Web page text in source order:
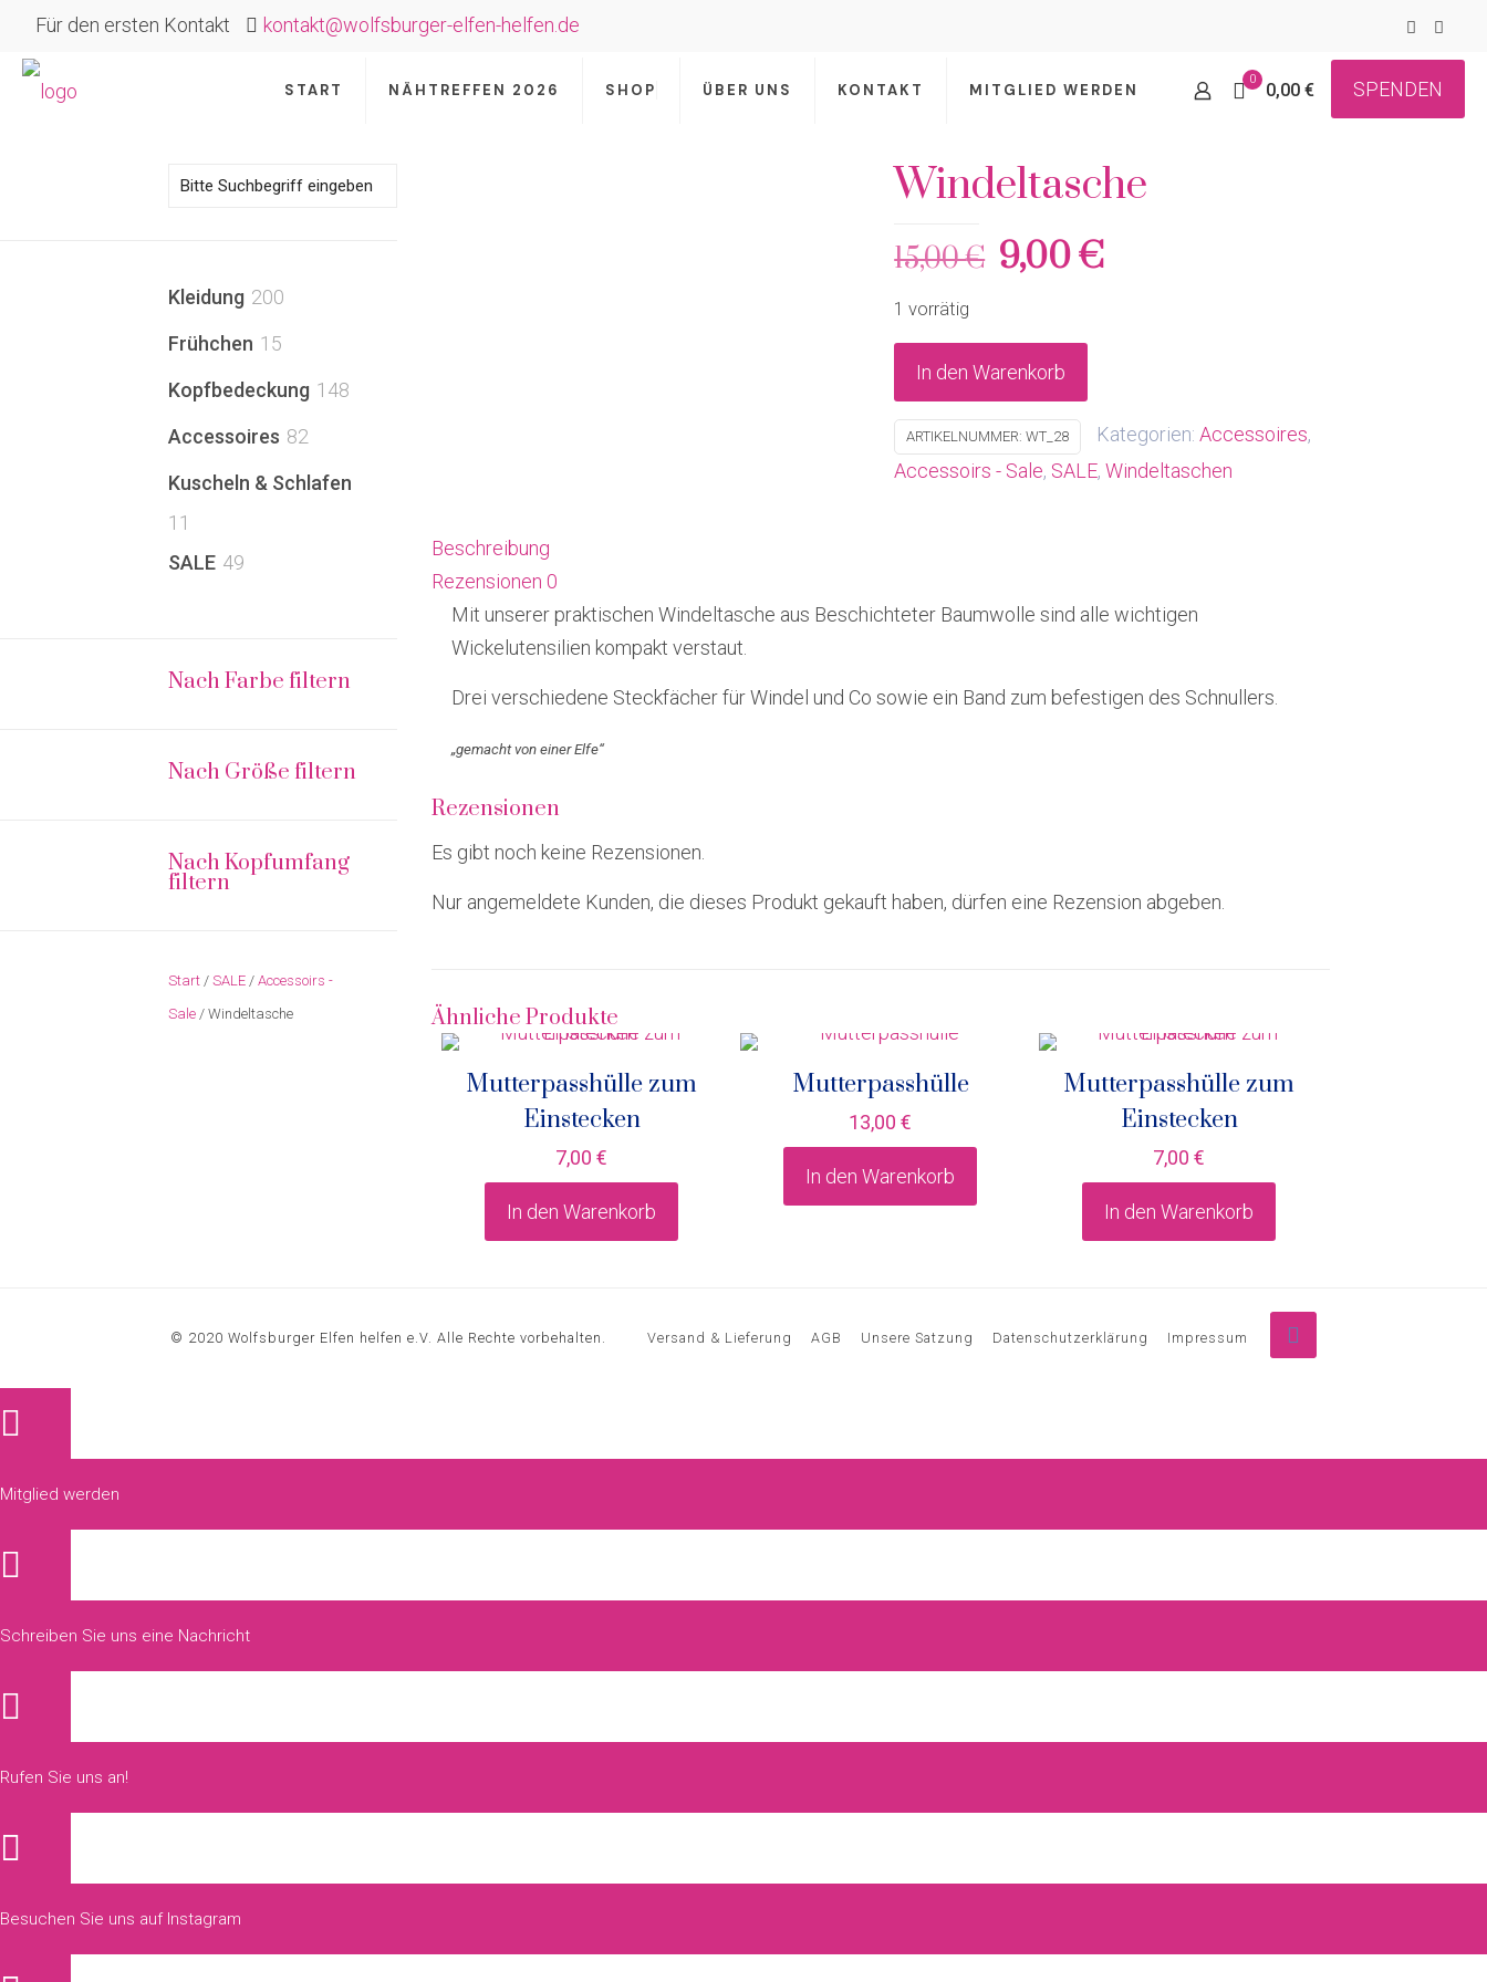
Für den ersten Kontakt kontakt@wolfsburger-elfen-helfen.de
START NÄHTREFFEN 2026 SHOP ÜBER UNS KONTAKT MITGLIED WERDEN
0
0,00 € SPENDEN
Windeltasche
15,00€ Ursprünglicher
15,00 €
9,00€Aktueller
1 vorrätig
In den Warenkorb
ARTIKELNUMMER:WT_28 Kategorien:Accessoires,
Accessoirs - Sale, SALE,Windeltaschen
Beschreibung
Rezensionen 0
Mit unserer praktischen Windeltasche aus Beschichteter Baumwolle sind alle wichtigen
Wickelutensilien kompakt verstaut.
Drei verschiedene Steckfächer für Windel und Co sowie ein Band zum befestigen des Schnullers.
„gemacht von einer Elfe“
Rezensionen
Es gibt noch keine Rezensionen.
Nur angemeldete Kunden, die dieses Produkt gekauft haben, dürfen eine Rezension abgeben.
Ähnliche Produkte
Mutterpasshülle zum
Einstecken
7,00€
In den Warenkorb
Mutterpasshülle
13,00€
In den Warenkorb
Mutterpasshülle zum
Einstecken
7,00€
In den Warenkorb
Kleidung 200
Frühchen 15
Kopfbedeckung 148
Accessoires 82
Kuscheln & Schlafen
11
Produkte
SALE 49
Nach Farbe filtern
Nach Größe filtern
Nach Kopfumfang
filtern
Start / SALE / Accessoirs -
Sale / Windeltasche
© 2020 Wolfsburger Elfen helfen e.V. Alle Rechte vorbehalten. Versand & Lieferung AGB Unsere Satzung Datenschutzerklärung Impressum
Mitglied werden
Schreiben Sie uns eine Nachricht
Rufen Sie uns an!
Besuchen Sie uns auf Instagram